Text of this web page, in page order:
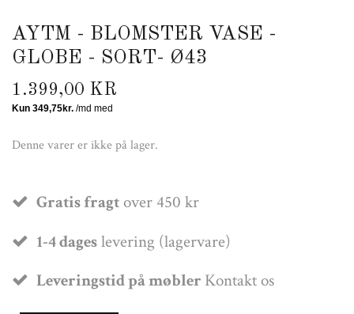
AYTM - BLOMSTER VASE -
GLOBE - SORT- Ø43
1.399,00 KR
Denne varer er ikke på lager.
Gratis fragtover 450 kr
1-4 dageslevering (lagervare)
Leveringstid på møbler Kontakt os